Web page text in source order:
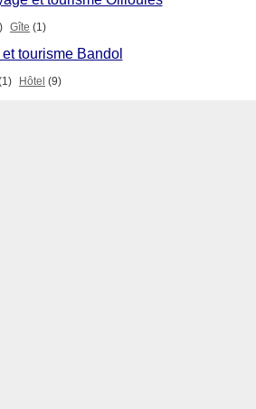
Gîte (1)
tourisme Bandol
Hôtel (9)